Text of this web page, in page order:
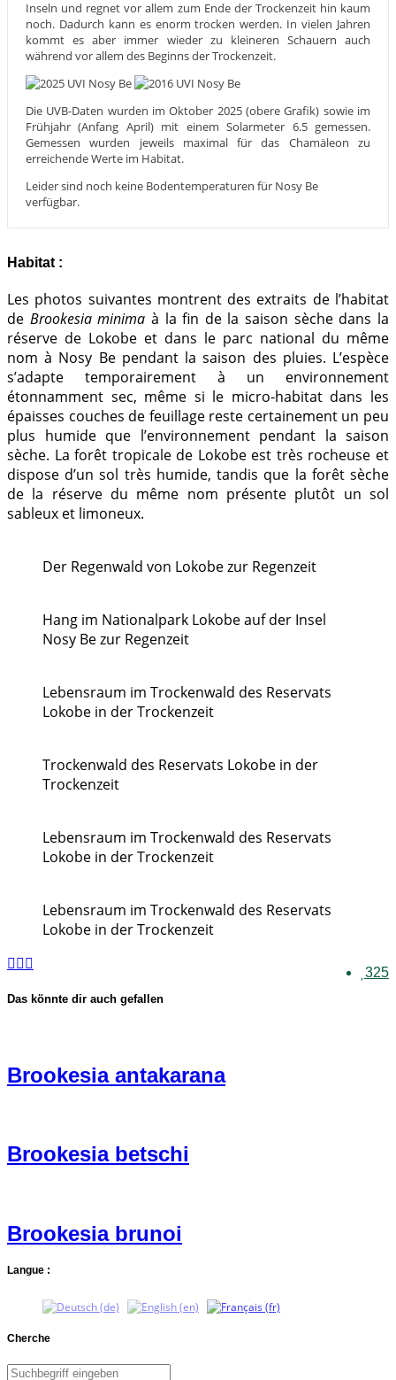
Inseln und regnet vor allem zum Ende der Trockenzeit hin kaum
noch. Dadurch kann es enorm trocken werden. In vielen Jahren
kommt es aber immer wieder zu kleineren Schauern auch
während vor allem des Beginns der Trockenzeit.
Die UVB-Daten wurden im Oktober 2025 (obere Grafik) sowie im
Frühjahr (Anfang April) mit einem Solarmeter 6.5 gemessen.
Gemessen wurden jeweils maximal für das Chamäleon zu
erreichende Werte im Habitat.
Leider sind noch keine Bodentemperaturen für Nosy Be
verfügbar.
Habitat :
Les photos suivantes montrent des extraits de l’habitat
de Brookesia minima à la fin de la saison sèche dans la
réserve de Lokobe et dans le parc national du même
nom à Nosy Be pendant la saison des pluies. L’espèce
s’adapte temporairement à un environnement
étonnamment sec, même si le micro-habitat dans les
épaisses couches de feuillage reste certainement un peu
plus humide que l’environnement pendant la saison
sèche. La forêt tropicale de Lokobe est très rocheuse et
dispose d’un sol très humide, tandis que la forêt sèche
de la réserve du même nom présente plutôt un sol
sableux et limoneux.
Der Regenwald von Lokobe zur Regenzeit
Hang im Nationalpark Lokobe auf der Insel
Nosy Be zur Regenzeit
Lebensraum im Trockenwald des Reservats
Lokobe in der Trockenzeit
Trockenwald des Reservats Lokobe in der
Trockenzeit
Lebensraum im Trockenwald des Reservats
Lokobe in der Trockenzeit
Lebensraum im Trockenwald des Reservats
Lokobe in der Trockenzeit
325
Das könnte dir auch gefallen
Brookesia antakarana
Brookesia betschi
Brookesia brunoi
Langue :
Cherche